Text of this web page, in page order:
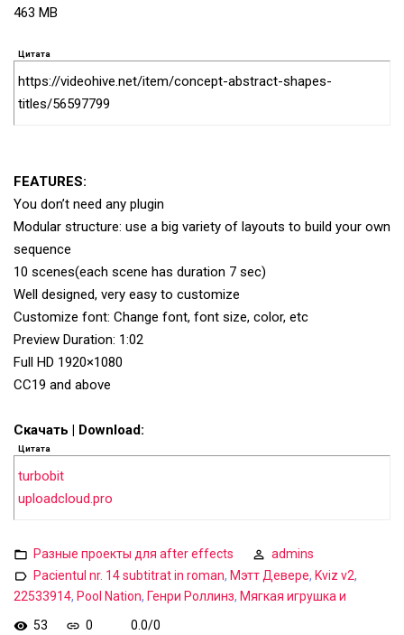
463 MB
Цитата
https://videohive.net/item/concept-abstract-shapes-
titles/56597799
FEATURES:
You don’t need any plugin
Modular structure: use a big variety of layouts to build your own
sequence
10 scenes(each scene has duration 7 sec)
Well designed, very easy to customize
Customize font: Change font, font size, color, etc
Preview Duration: 1:02
Full HD 1920×1080
CС19 and above
Скачать | Download:
Цитата
turbobit
uploadcloud.pro
Разные проекты для after effects
admins
Pacientul nr. 14 subtitrat in roman, Мэтт Девере, Kviz v2,
22533914, Pool Nation, Генри Роллинз, Мягкая игрушка и
53
0 0.0/0